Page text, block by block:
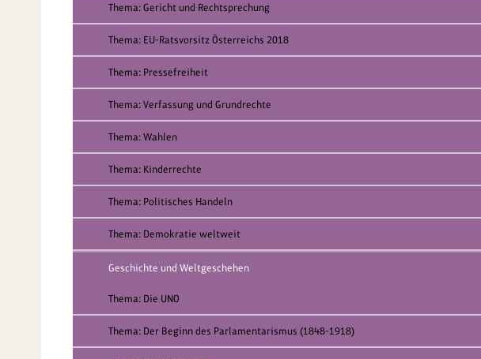
Thema: Gericht und Rechtsprechung
Thema: EU-Ratsvorsitz Österreichs 2018
Thema: Pressefreiheit
Thema: Verfassung und Grundrechte
Thema: Wahlen
Thema: Kinderrechte
Thema: Politisches Handeln
Thema: Demokratie weltweit
Geschichte und Weltgeschehen
Thema: Die UNO
Thema: Der Beginn des Parlamentarismus (1848-1918)